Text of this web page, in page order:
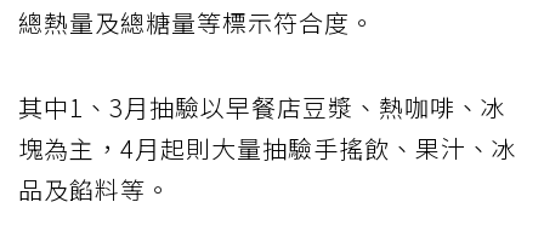
總熱量及總糖量等標示符合度。
其中1、3月抽驗以早餐店豆漿、熱咖啡、冰
塊為主，4月起則大量抽驗手搖飲、果汁、冰
品及餡料等。